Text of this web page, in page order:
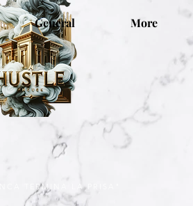
General More
TERMINA LA PRISA"